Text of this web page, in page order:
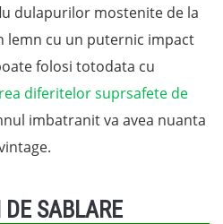
dulapurilor mostenite de la
lemn cu un puternic impact
folosi totodata cu
diferitelor suprsafete de
imbatranit va avea nuanta
DE SABLARE